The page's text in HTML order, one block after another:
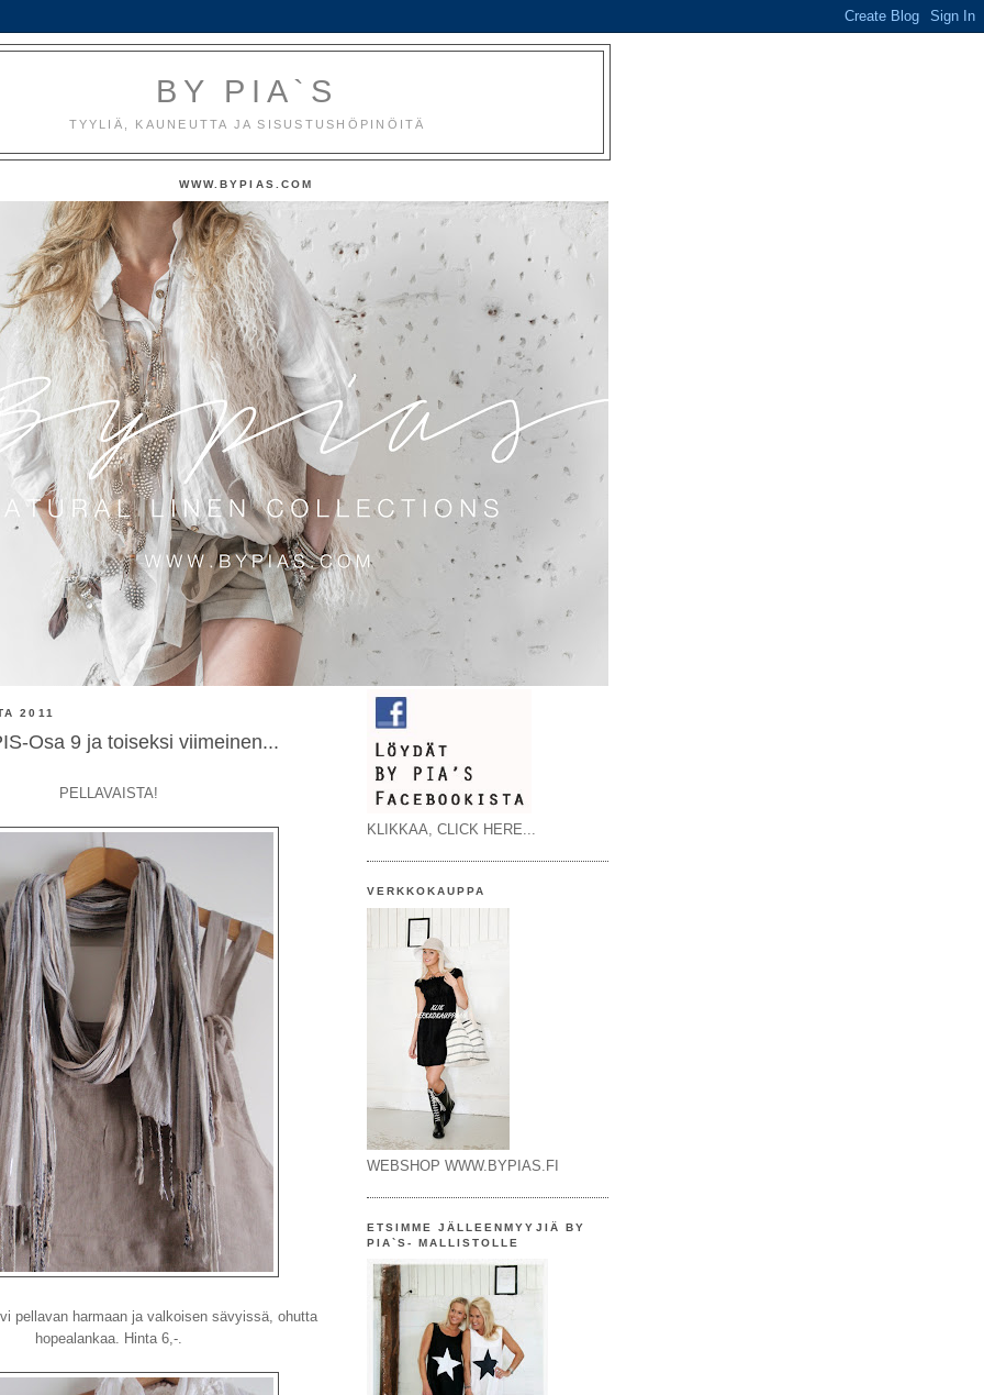
BY PIA`S
TYYLIÄ, KAUNEUTTA JA SISUSTUSHÖPINÖITÄ
WWW.BYPIAS.COM
2011
Osa 9 ja toiseksi viimeinen...
PELLAVAISTA!
pellavan harmaan ja valkoisen sävyissä, ohutta
hopealankaa. Hinta 6,-.
KLIKKAA, CLICK HERE...
VERKKOKAUPPA
WEBSHOP WWW.BYPIAS.FI
ETSIMME JÄLLEENMYYJIÄ BY
PIA`S- MALLISTOLLE